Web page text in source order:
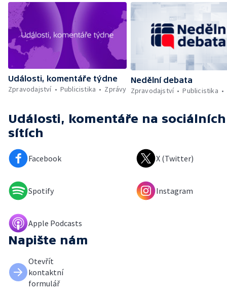
Události, komentáře týdne
Zpravodajství
Publicistika Zprávy
Nedělní debata
Zpravodajství
Publicistika
Události, komentáře na sociálních
sítích
Facebook X (Twitter)
Spotify Instagram
Apple Podcasts
Napište nám
Otevřít
kontaktní
formulář